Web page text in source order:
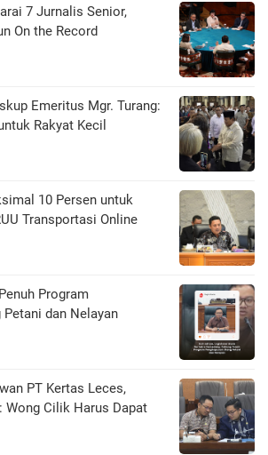
7 Jurnalis Senior,
On the Record
Emeritus Mgr. Turang:
Rakyat Kecil
10 Persen untuk
Transportasi Online
Program
Petani dan Nelayan
PT Kertas Leces,
Wong Cilik Harus Dapat